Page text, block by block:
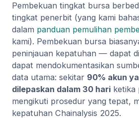
Pembekuan tingkat bursa
tingkat penerbit (yang kami
dalam panduan pemulihan
kami). Pembekuan bursa
peninjauan kepatuhan — dapat
dapat mendokumentasikan
data utama: sekitar 90% akun
dilepaskan dalam 30 hari ketika
mengikuti prosedur yang tepat,
kepatuhan Chainalysis 2025.